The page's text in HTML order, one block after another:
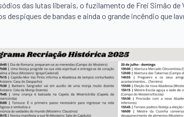
das lutas liberais, o fuzilamento de Frei Simão de
despiques de bandas e ainda o grande incêndio que